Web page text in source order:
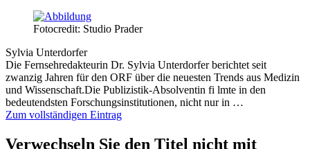
Fotocredit: Studio Prader
Sylvia Unterdorfer
Die Fernsehredakteurin Dr. Sylvia Unterdorfer berichtet seit
zwanzig Jahren für den ORF über die neuesten Trends aus Medizin
und Wissenschaft.Die Publizistik-Absolventin fi lmte in den
bedeutendsten Forschungsinstitutionen, nicht nur in …
Zum vollständigen Eintrag
Verwechseln Sie den Titel nicht mit